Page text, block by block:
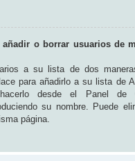
añadir o borrar usuarios de
a su lista de dos
para añadirlo a su lista de
desde el Panel de
su nombre. Puede
página.